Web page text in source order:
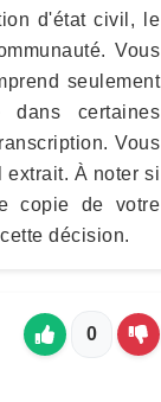
d'état civil, le
Vous
seulement
certaines
Vous
extrait. À noter si
copie de votre
décision.
0